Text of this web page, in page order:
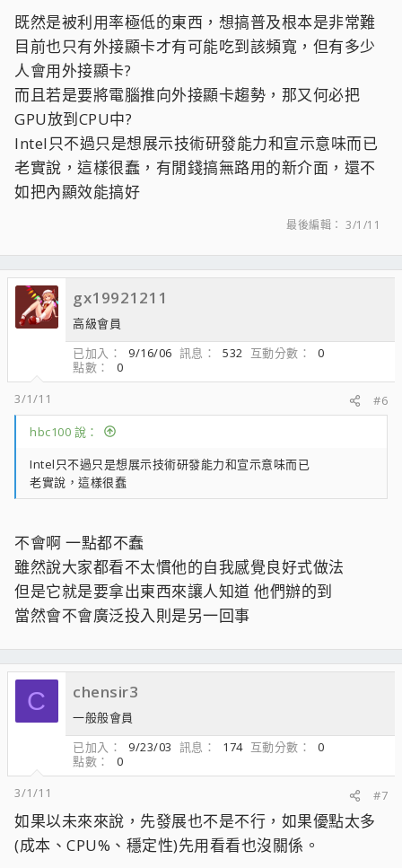
既然是被利用率極低的東西，想搞普及根本是非常難
目前也只有外接顯卡才有可能吃到該頻寬，但有多少
人會用外接顯卡?
而且若是要將電腦推向外接顯卡趨勢，那又何必把
GPU放到CPU中?
Intel只不過只是想展示技術研發能力和宣示意味而已
老實說，這樣很蠢，有閒錢搞無路用的新介面，還不
如把內顯效能搞好
最後編輯： 3/1/11
gx19921211
高級會員
已加入
9/16/06 訊息 532 互動分數
0
點數
0
3/1/11
#6
hbc100 說：
Intel只不過只是想展示技術研發能力和宣示意味而已
老實說，這樣很蠢
不會啊 一點都不蠢
雖然說大家都看不太慣他的自我感覺良好式做法
但是它就是要拿出東西來讓人知道 他們辦的到
當然會不會廣泛投入則是另一回事
C chensir3
一般般會員
已加入
9/23/03 訊息 174 互動分數
0
點數
0
3/1/11
#7
如果以未來來說，先發展也不是不行，如果優點太多
(成本、CPU%、穩定性)先用看看也沒關係。